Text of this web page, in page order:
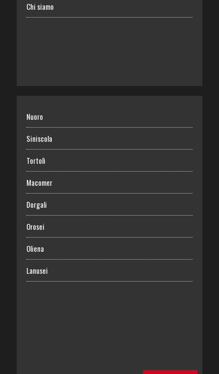
Chi siamo
Nuoro
Siniscola
Tortolì
Macomer
Dorgali
Orosei
Oliena
Lanusei